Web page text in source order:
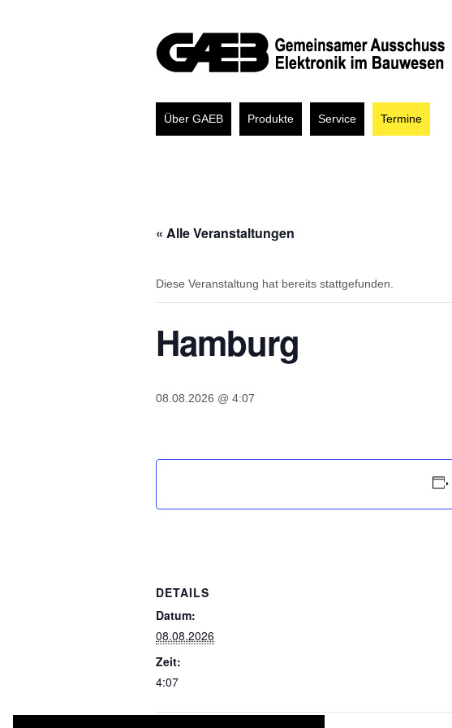
Über GAEB Produkte Service Termine
« Alle Veranstaltungen
Diese Veranstaltung hat bereits stattgefunden.
Hamburg
08.08.2026 @ 4:07
DETAILS
Datum:
08.08.2026
Zeit:
4:07